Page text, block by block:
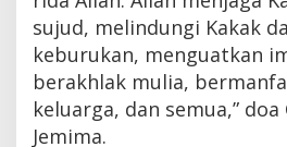
sujud, melindungi Kakak
keburukan, menguatkan
berakhlak mulia,
keluarga, dan semua,”
Jemima.